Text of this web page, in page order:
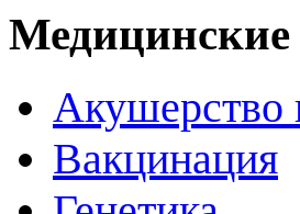
Медицинские
Акушерство
Вакцинация